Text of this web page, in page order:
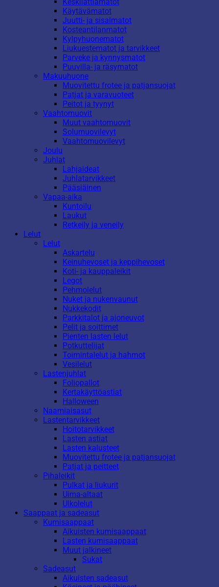
Käytävämatot
Juutti- ja sisalmatot
Kosteantilanmatot
Kylpyhuonematot
Liukuestematot ja tarvikkeet
Parveke ja kynnysmatot
Puuvilla- ja räsymatot
Makuuhuone
Muovitettu frotee ja patjansuojat
Patjat ja varavuoteet
Peitot ja tyynyt
Vaahtomuovit
Muut vaahtomuovit
Solumuovilevyt
Vaahtomuovilevyt
Joulu
Juhlat
Lahjaideat
Juhlatarvikkeet
Pääsiäinen
Vapaa-aika
Kuntoilu
Laukut
Retkeily ja veneily
Lelut
Lelut
Askartelu
Keinuhevoset ja keppihevoset
Koti- ja kauppaleikit
Legot
Pehmolelut
Nuket ja nukenvaunut
Nukkekodit
Parkkitalot ja ajoneuvot
Pelit ja soittimet
Pienten lasten lelut
Potkuttelijat
Toimintalelut ja hahmot
Vesilelut
Lastenjuhlat
Foliopallot
Kertakäyttöastiat
Halloween
Naamiaisasut
Lastentarvikkeet
Hoitotarvikkeet
Lasten astiat
Lasten kalusteet
Muovitettu frotee ja patjansuojat
Patjat ja peitteet
Pihaleikit
Pulkat ja liukurit
Uima-altaat
Ulkolelut
Saappaat ja sadeasut
Kumisaappaat
Aikuisten kumisaappaat
Lasten kumisaappaat
Muut jalkineet
Sukat
Sadeasut
Aikuisten sadeasut